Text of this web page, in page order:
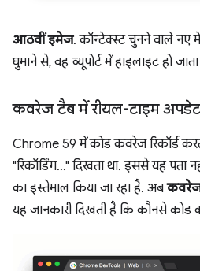
आठवीं इमेज. कॉन्टेक्स्ट चुनने वाले नए
घुमाने से, वह व्यूपोर्ट में हाइलाइट हो
कवरेज टैब में रीयल-टाइम अपडेट
Chrome 59 में कोड कवरेज रिकॉर्ड
"रिकॉर्डिंग..." दिखता था. इससे यह पता
का इस्तेमाल किया जा रहा है. अब
यह जानकारी दिखती है कि कौनसे कोड